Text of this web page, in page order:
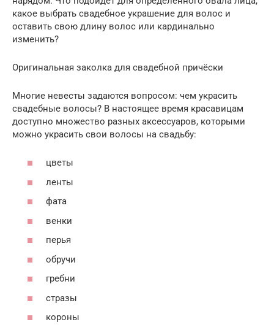
какое выбрать свадебное украшение для волос и
оставить свою длину волос или кардинально
изменить?
Оригинальная заколка для свадебной причёски
Многие невесты задаются вопросом: чем украсить
свадебные волосы? В настоящее время красавицам
доступно множество разных аксессуаров, которыми
можно украсить свои волосы на свадьбу:
цветы
ленты
фата
венки
перья
обручи
гребни
стразы
короны